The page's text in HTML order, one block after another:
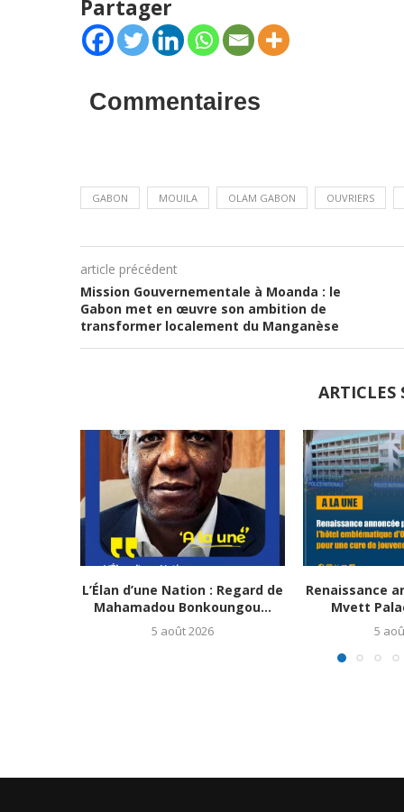
Partager
Commentaires
GABON MOUILA OLAM GABON OUVRIERS
article précédent
Mission Gouvernementale à Moanda : le
Gabon met en œuvre son ambition de
transformer localement du Manganèse
ARTICLES
L’Élan d’une Nation : Regard de
Mahamadou Bonkoungou...
5 août 2026
Renaissance
Mvett
5